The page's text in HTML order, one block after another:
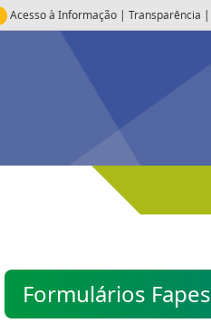
Acesso à Informação | Transparência |
Formulários Fapes